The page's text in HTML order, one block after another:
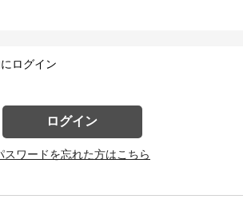
ログイン
ログイン
スワードを忘れた方はこちら